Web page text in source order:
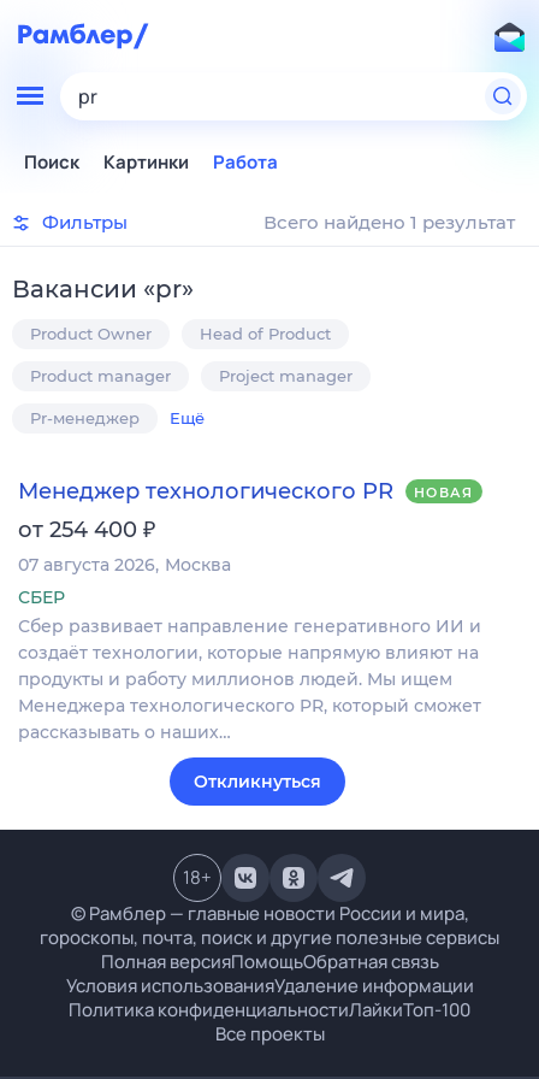
pr
Поиск Картинки Работа
Фильтры Всего найдено 1 результат
Вакансии «pr»
Product Owner Head of Product
Product manager Project manager
Pr-менеджер Ещё
Менеджер технологического PR НОВАЯ
от 254 400 ₽
07 августа 2026 Москва
СБЕР
Сбер развивает направление генеративного ИИ и
создаёт технологии, которые напрямую влияют на
продукты и работу миллионов людей. Мы ищем
Менеджера технологического PR, который сможет
рассказывать о наших…
Откликнуться
© Рамблер — главные новости России и мира,
гороскопы, почта, поиск и другие полезные сервисы
Полная версияПомощьОбратная связь
Условия использованияУдаление информации
Политика конфиденциальностиЛайкиТоп-100
Все проекты
18+